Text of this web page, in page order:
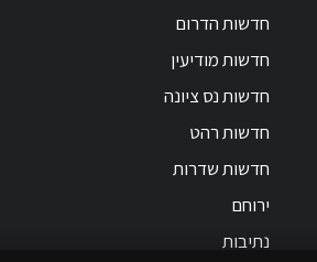
חדשות הדרום
חדשות מודיעין
חדשות נס ציונה
חדשות רהט
חדשות שדרות
ירוחם
נתיבות